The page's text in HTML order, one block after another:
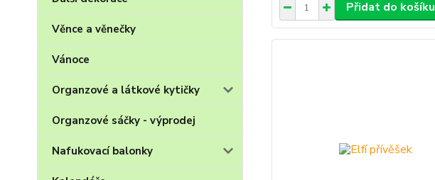
Věnce a věnečky
Vánoce
Organzové a látkové kytičky
Organzové sáčky - výprodej
Nafukovací balonky
Přidat do košíku